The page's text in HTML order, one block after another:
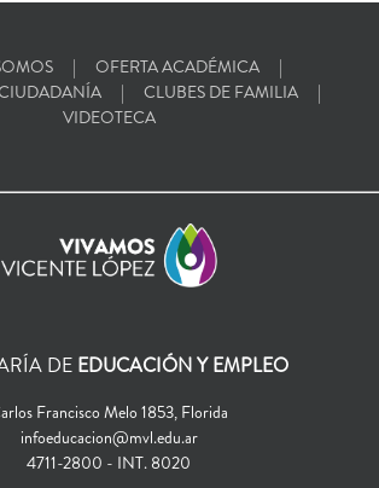
OFERTA ACADÉMICA
CLUBES DE FAMILIA
VIDEOTECA
DE EDUCACIÓN Y EMPLEO
Francisco Melo 1853, Florida
infoeducacion@mvl.edu.ar
4711-2800 - INT. 8020